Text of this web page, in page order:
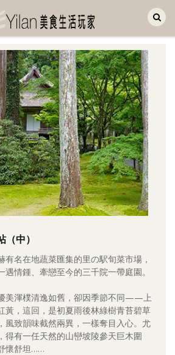
中）
有名在地蔬菜匯集的里の駅旬菜市場，
情鍾、牽戀至今的三千院一帶庭園。
美渾樸清逸如舊，卻因季節不同——上
黃，這回，是初夏雨後林綠樹青苔碧草
風致韻味截然兩異，一樣奪目入心。尤
得有一任天然的山巒坡陵參天巨木圍
懷舒坦……